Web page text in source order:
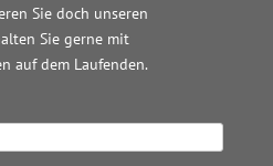
Sie doch unseren
Sie gerne mit
auf dem Laufenden.